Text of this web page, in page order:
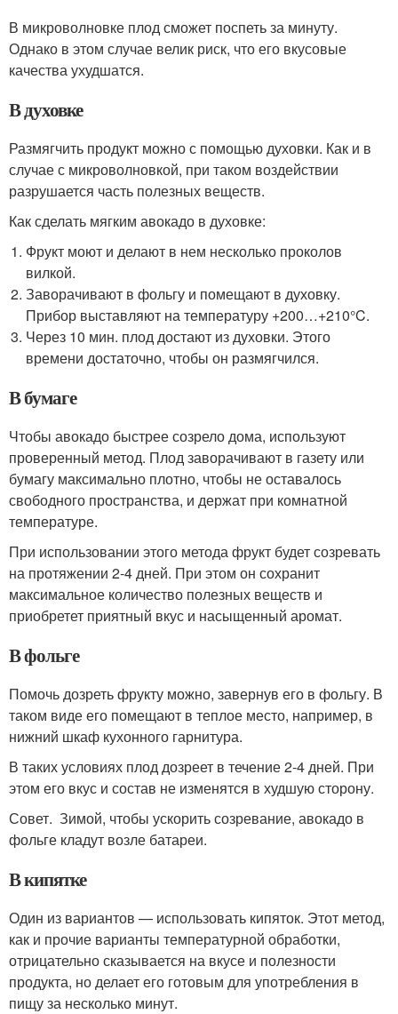
В микроволновке плод сможет поспеть за минуту.
Однако в этом случае велик риск, что его вкусовые
качества ухудшатся.
В духовке
Размягчить продукт можно с помощью духовки. Как и в
случае с микроволновкой, при таком воздействии
разрушается часть полезных веществ.
Как сделать мягким авокадо в духовке:
Фрукт моют и делают в нем несколько проколов
вилкой.
Заворачивают в фольгу и помещают в духовку.
Прибор выставляют на температуру +200…+210°C.
Через 10 мин. плод достают из духовки. Этого
времени достаточно, чтобы он размягчился.
В бумаге
Чтобы авокадо быстрее созрело дома, используют
проверенный метод. Плод заворачивают в газету или
бумагу максимально плотно, чтобы не оставалось
свободного пространства, и держат при комнатной
температуре.
При использовании этого метода фрукт будет созревать
на протяжении 2-4 дней. При этом он сохранит
максимальное количество полезных веществ и
приобретет приятный вкус и насыщенный аромат.
В фольге
Помочь дозреть фрукту можно, завернув его в фольгу. В
таком виде его помещают в теплое место, например, в
нижний шкаф кухонного гарнитура.
В таких условиях плод дозреет в течение 2-4 дней. При
этом его вкус и состав не изменятся в худшую сторону.
Совет. Зимой, чтобы ускорить созревание, авокадо в
фольге кладут возле батареи.
В кипятке
Один из вариантов — использовать кипяток. Этот метод,
как и прочие варианты температурной обработки,
отрицательно сказывается на вкусе и полезности
продукта, но делает его готовым для употребления в
пищу за несколько минут.